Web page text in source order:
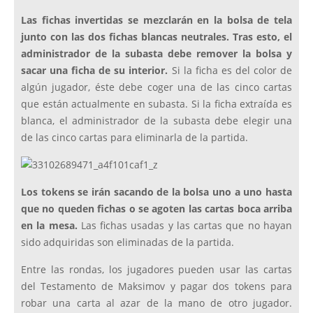
Las fichas invertidas se mezclarán en la bolsa de tela
junto con las dos fichas blancas neutrales. Tras esto, el
administrador de la subasta debe remover la bolsa y
sacar una ficha de su interior. Si la ficha es del color de
algún jugador, éste debe coger una de las cinco cartas
que están actualmente en subasta. Si la ficha extraída es
blanca, el administrador de la subasta debe elegir una
de las cinco cartas para eliminarla de la partida.
Los tokens se irán sacando de la bolsa uno a uno hasta
que no queden fichas o se agoten las cartas boca arriba
en la mesa. Las fichas usadas y las cartas que no hayan
sido adquiridas son eliminadas de la partida.
Entre las rondas, los jugadores pueden usar las cartas
del Testamento de Maksimov y pagar dos tokens para
robar una carta al azar de la mano de otro jugador.